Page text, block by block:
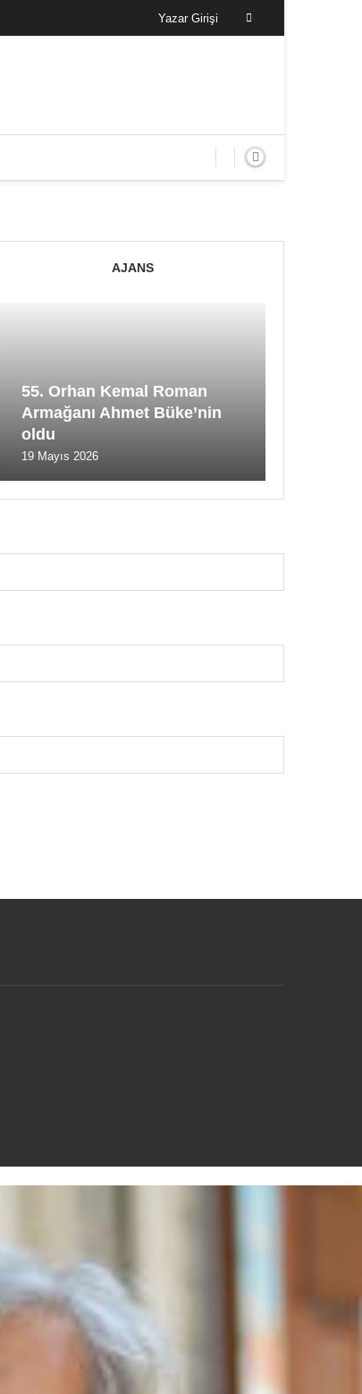
Yazar Girişi
AJANS
55. Orhan Kemal Roman
Armağanı Ahmet Büke’nin
oldu
19 Mayıs 2026